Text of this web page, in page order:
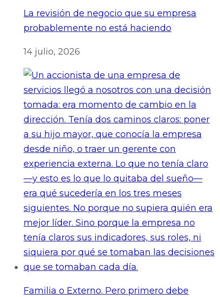
La revisión de negocio que su empresa
probablemente no está haciendo
14 julio, 2026
Familia o Externo. Pero primero debe